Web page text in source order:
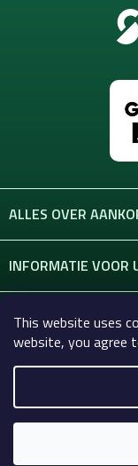
This website uses
website, you agree
ALLES OVER
INFORMATIE VOOR
CONTACT
Copyright 2026
permanente